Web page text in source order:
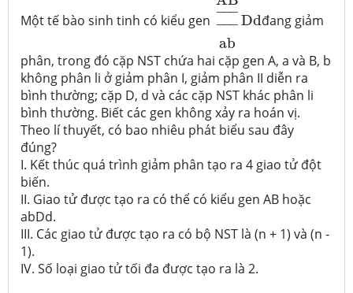
Một tế bào sinh tinh có kiểu gen
−
−−
−
−−
ab
Ddđang giảm
phân, trong đó cặp NST chứa hai cặp gen A, a và B, b
không phân li ở giảm phân I, giảm phân II diễn ra
bình thường; cặp D, d và các cặp NST khác phân li
bình thường. Biết các gen không xảy ra hoán vị.
Theo lí thuyết, có bao nhiêu phát biểu sau đây
đúng?
I. Kết thúc quá trình giảm phân tạo ra 4 giao tử đột
biến.
II. Giao tử được tạo ra có thể có kiểu gen AB hoặc
abDd.
III. Các giao tử được tạo ra có bộ NST là (n + 1) và (n -
1).
IV. Số loại giao tử tối đa được tạo ra là 2.